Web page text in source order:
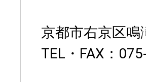
京都市右京区鳴
TEL・FAX：